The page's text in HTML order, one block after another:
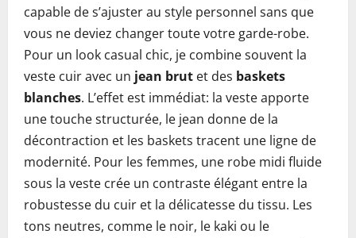
capable de s’ajuster au style personnel sans que
vous ne deviez changer toute votre garde-robe.
Pour un look casual chic, je combine souvent la
veste cuir avec un jean brut et des baskets
blanches. L’effet est immédiat: la veste apporte
une touche structurée, le jean donne de la
décontraction et les baskets tracent une ligne de
modernité. Pour les femmes, une robe midi fluide
sous la veste crée un contraste élégant entre la
robustesse du cuir et la délicatesse du tissu. Les
tons neutres, comme le noir, le kaki ou le